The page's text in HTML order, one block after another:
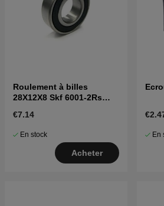
Roulement à billes
28X12X8 Skf 6001-2Rs
€7.14
En stock
Acheter
En